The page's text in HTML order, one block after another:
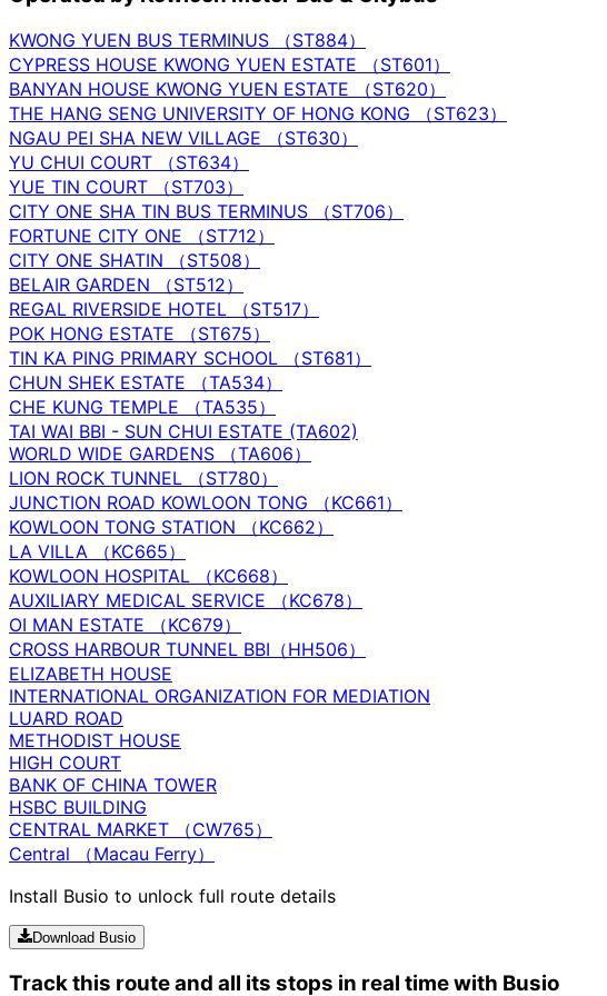
KWONG YUEN BUS TERMINUS （ST884）
CYPRESS HOUSE KWONG YUEN ESTATE （ST601）
BANYAN HOUSE KWONG YUEN ESTATE （ST620）
THE HANG SENG UNIVERSITY OF HONG KONG （ST623）
NGAU PEI SHA NEW VILLAGE （ST630）
YU CHUI COURT （ST634）
YUE TIN COURT （ST703）
CITY ONE SHA TIN BUS TERMINUS （ST706）
FORTUNE CITY ONE （ST712）
CITY ONE SHATIN （ST508）
BELAIR GARDEN （ST512）
REGAL RIVERSIDE HOTEL （ST517）
POK HONG ESTATE （ST675）
TIN KA PING PRIMARY SCHOOL （ST681）
CHUN SHEK ESTATE （TA534）
CHE KUNG TEMPLE （TA535）
TAI WAI BBI - SUN CHUI ESTATE (TA602)
WORLD WIDE GARDENS （TA606）
LION ROCK TUNNEL （ST780）
JUNCTION ROAD KOWLOON TONG （KC661）
KOWLOON TONG STATION （KC662）
LA VILLA （KC665）
KOWLOON HOSPITAL （KC668）
AUXILIARY MEDICAL SERVICE （KC678）
OI MAN ESTATE （KC679）
CROSS HARBOUR TUNNEL BBI（HH506）
ELIZABETH HOUSE
INTERNATIONAL ORGANIZATION FOR MEDIATION
LUARD ROAD
METHODIST HOUSE
HIGH COURT
BANK OF CHINA TOWER
HSBC BUILDING
CENTRAL MARKET （CW765）
Central （Macau Ferry）
Install Busio to unlock full route details
Download Busio
Track this route and all its stops in real time with Busio